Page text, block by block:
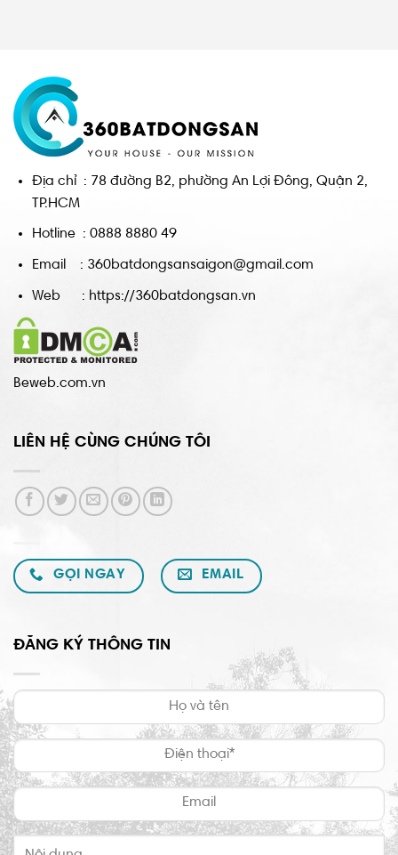
Địa chỉ : 78 đường B2, phường An Lợi Đông, Quận 2,
TP.HCM
Hotline : 0888 8880 49
Email : 360batdongsansaigon@gmail.com
Web : https://360batdongsan.vn
Beweb.com.vn
LIÊN HỆ CÙNG CHÚNG TÔI
GỌI NGAY EMAIL
ĐĂNG KÝ THÔNG TIN